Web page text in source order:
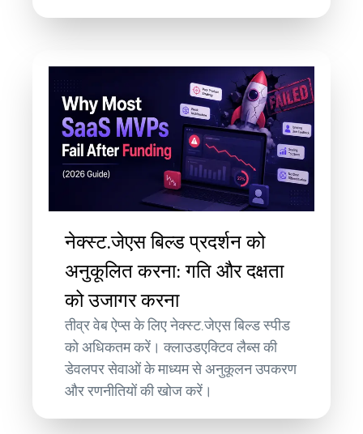
नेक्स्ट.जेएस बिल्ड प्रदर्शन को
अनुकूलित करना: गति और दक्षता
को उजागर करना
तीव्र वेब ऐप्स के लिए नेक्स्ट.जेएस बिल्ड स्पीड
को अधिकतम करें। क्लाउडएक्टिव लैब्स की
डेवलपर सेवाओं के माध्यम से अनुकूलन उपकरण
और रणनीतियों की खोज करें।